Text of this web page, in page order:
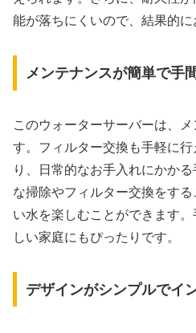
能が落ちにくいので、結果的に
メンテナンスが簡単で手
このウォーターサーバーは、
す。フィルター交換も手軽に
り、日常的なお手入れにかか
な掃除やフィルター交換をす
い水を楽しむことができます
しい家庭にもぴったりです。
デザインがシンプルでイ